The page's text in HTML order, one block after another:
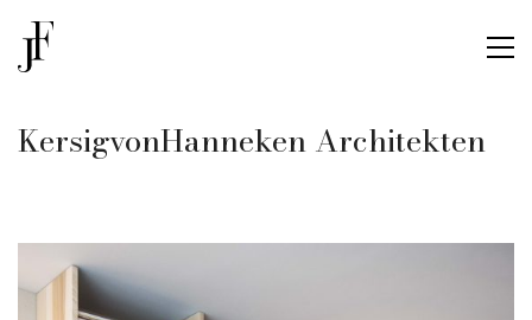
KersigvonHanneken Architekten